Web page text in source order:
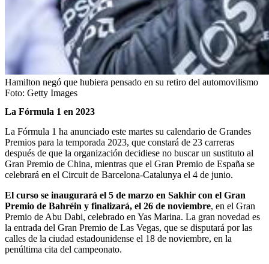
Hamilton negó que hubiera pensado en su retiro del automovilismo
Foto: Getty Images
La Fórmula 1 en 2023
La Fórmula 1 ha anunciado este martes su calendario de Grandes
Premios para la temporada 2023, que constará de 23 carreras
después de que la organización decidiese no buscar un sustituto al
Gran Premio de China, mientras que el Gran Premio de España se
celebrará en el Circuit de Barcelona-Catalunya el 4 de junio.
El curso se inaugurará el 5 de marzo en Sakhir con el Gran
Premio de Bahréin y finalizará, el 26 de noviembre, en el Gran
Premio de Abu Dabi, celebrado en Yas Marina. La gran novedad es
la entrada del Gran Premio de Las Vegas, que se disputará por las
calles de la ciudad estadounidense el 18 de noviembre, en la
penúltima cita del campeonato.